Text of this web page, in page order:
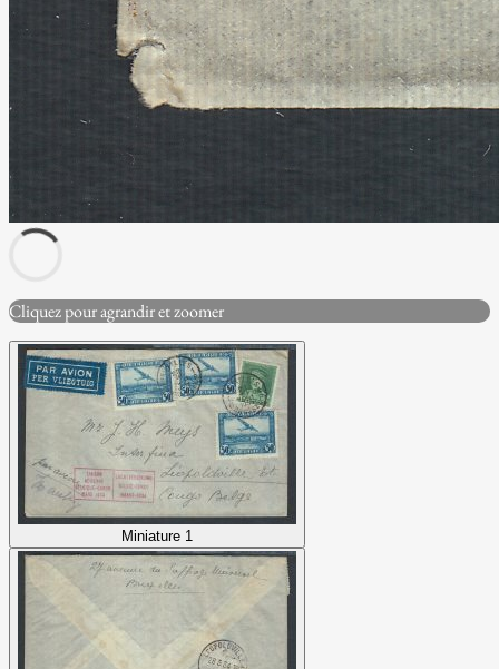
Cliquez pour agrandir et zoomer
Miniature 1